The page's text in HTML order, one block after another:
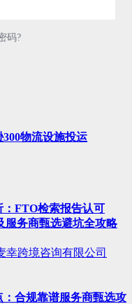
码?
物流设施投运
：FTO检索报告认可
服务商甄选避坑全攻略
幸跨境咨询有限公司
合规靠谱服务商甄选攻